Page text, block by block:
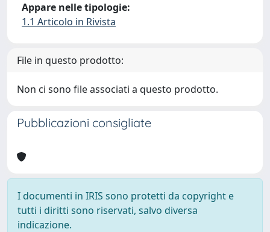
Appare nelle tipologie:
1.1 Articolo in Rivista
File in questo prodotto:
Non ci sono file associati a questo prodotto.
Pubblicazioni consigliate
I documenti in IRIS sono protetti da copyright e
tutti i diritti sono riservati, salvo diversa
indicazione.